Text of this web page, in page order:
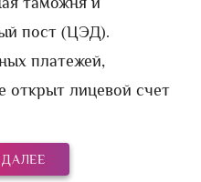
пост (ЦЭД).
платежей,
открыт лицевой счет